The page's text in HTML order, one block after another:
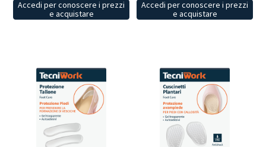
Accedi per conoscere i prezzi
e acquistare
Accedi per conoscere i prezzi
e acquistare